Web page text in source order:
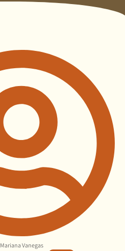
Mariana Vanegas